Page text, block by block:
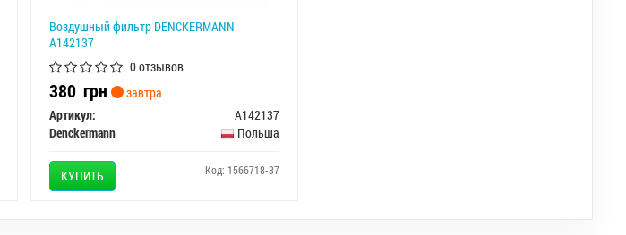
Воздушный фильтр DENCKERMANN
A142137
0 отзывов
380 грн
завтра
Артикул:
A142137
Denckermann
Польша
КУПИТЬ Код: 1566718-37